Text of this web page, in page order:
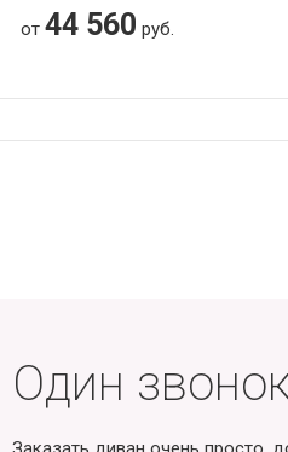
от44 560 руб.
Один